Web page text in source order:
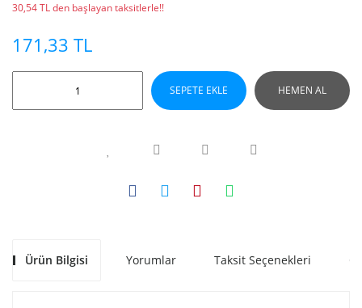
30,54 TL den başlayan taksitlerle!!
171,33 TL
SEPETE EKLE HEMEN AL
Ürün Bilgisi Yorumlar Taksit Seçenekleri